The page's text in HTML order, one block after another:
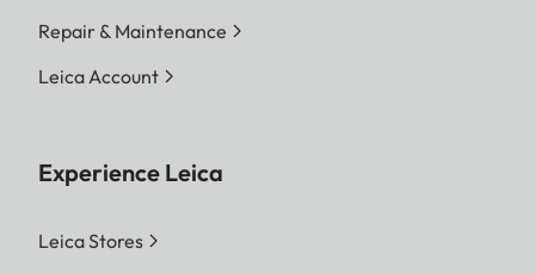
Repair & Maintenance
Leica Account
Experience Leica
Leica Stores